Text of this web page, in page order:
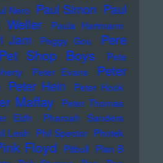
Nero Paul Simon Paul
Weller Paula Hartmann
Jam Peggy Gou
Pere
Pet Shop Boys
Pete
Peter Evans
Peter
Peter Hein
Peter Hook
Maffay
Peter Thomas
Eldh Pharoah Sanders
Lesh Phil Spector Photek
Floyd Pitbull Plan B